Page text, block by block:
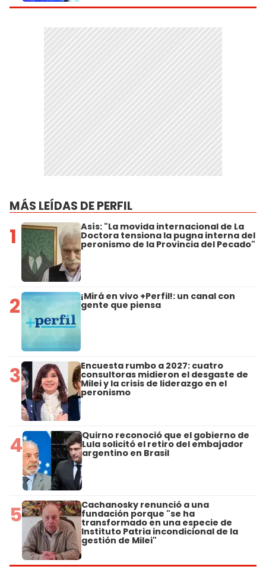
MÁS LEÍDAS DE PERFIL
1 Asís: "La movida internacional de La
Doctora tensiona la pugna interna del
peronismo de la Provincia del Pecado"
2 ¡Mirá en vivo +Perfil!: un canal con
gente que piensa
3 Encuesta rumbo a 2027: cuatro
consultoras midieron el desgaste de
Milei y la crisis de liderazgo en el
peronismo
4 Quirno reconoció que el gobierno de
Lula solicitó el retiro del embajador
argentino en Brasil
5 Cachanosky renunció a una
fundación porque "se ha
transformado en una especie de
Instituto Patria incondicional de la
gestión de Milei"